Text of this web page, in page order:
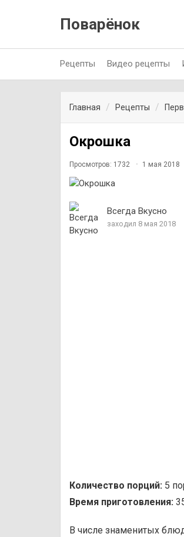
Поварёнок
Рецепты Видео рецепты
Главная Рецепты
Окрошка
Просмотров: 1732 1 мая 2018
Всегда Вкусно
заходил 8 мая 2018
Количество порций: 5
Время приготовления:
В числе знаменитых